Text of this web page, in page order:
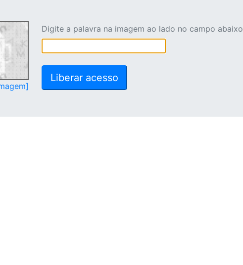
Digite a palavra na imagem ao lado no campo abaixo